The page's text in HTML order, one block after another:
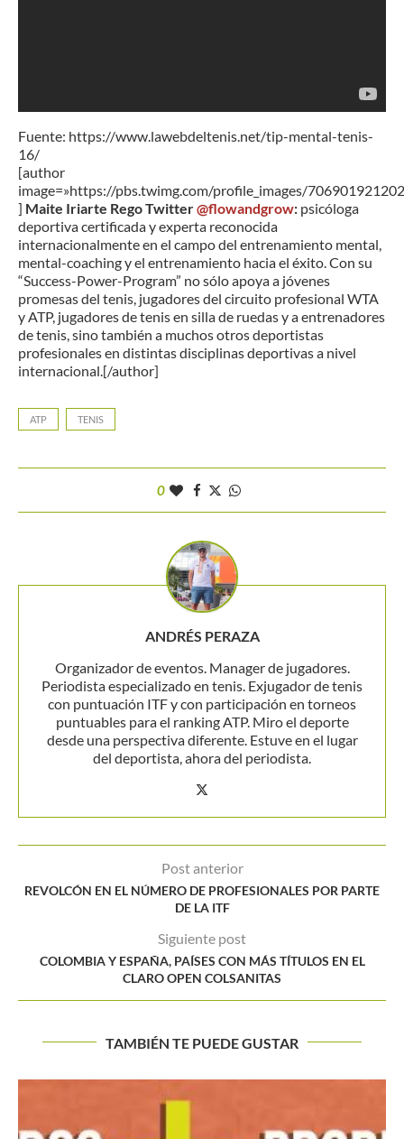
Fuente: https://www.lawebdeltenis.net/tip-mental-tenis-
16/
[author
image=»https://pbs.twimg.com/profile_images/
] Maite Iriarte Rego Twitter@flowandgrow: psicóloga
deportiva certificada y experta reconocida
internacionalmente en el campo del entrenamiento mental,
mental-coaching y el entrenamiento hacia el éxito. Con su
“Success-Power-Program” no sólo apoya a jóvenes
promesas del tenis, jugadores del circuito profesional WTA
y ATP, jugadores de tenis en silla de ruedas y a entrenadores
de tenis, sino también a muchos otros deportistas
profesionales en distintas disciplinas deportivas a nivel
internacional.[/author]
ATP TENIS
0
ANDRÉS PERAZA
Organizador de eventos. Manager de jugadores.
Periodista especializado en tenis. Exjugador de tenis
con puntuación ITF y con participación en torneos
puntuables para el ranking ATP. Miro el deporte
desde una perspectiva diferente. Estuve en el lugar
del deportista, ahora del periodista.
Post anterior
REVOLCÓN EN EL NÚMERO DE PROFESIONALES POR PARTE
DE LA ITF
Siguiente post
COLOMBIA Y ESPAÑA, PAÍSES CON MÁS TÍTULOS EN EL
CLARO OPEN COLSANITAS
TAMBIÉN TE PUEDE GUSTAR